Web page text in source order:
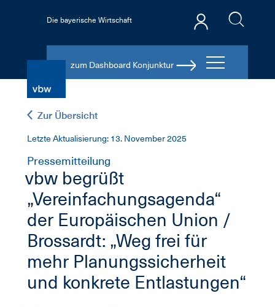
Die bayerische Wirtschaft
zum Dashboard Konjunktur
Zur Übersicht
Letzte Aktualisierung: 13. November 2025
Pressemitteilung
vbw begrüßt
„Vereinfachungsagenda“
der Europäischen Union /
Brossardt: „Weg frei für
mehr Planungssicherheit
und konkrete Entlastungen“